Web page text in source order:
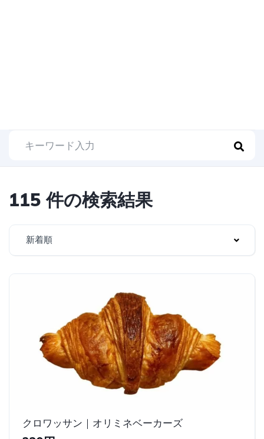
115 件の検索結果
新着順
クロワッサン｜オリミネベーカーズ